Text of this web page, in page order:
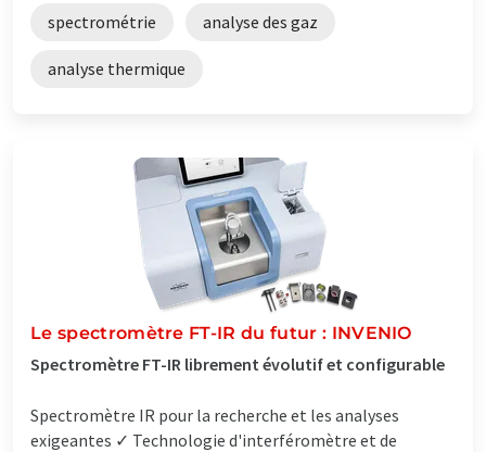
spectrométrie analyse des gaz
analyse thermique
Le spectromètre FT-IR du futur : INVENIO
Spectromètre FT-IR librement évolutif et configurable
Spectromètre IR pour la recherche et les analyses
exigeantes ✓ Technologie d'interféromètre et de